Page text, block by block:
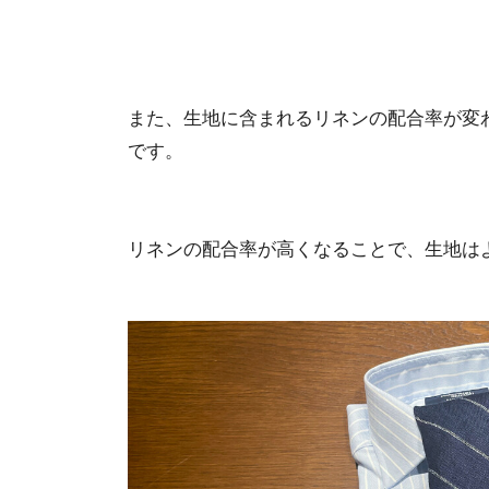
また、生地に含まれるリネンの配合率が
です。
リネンの配合率が高くなることで、生地